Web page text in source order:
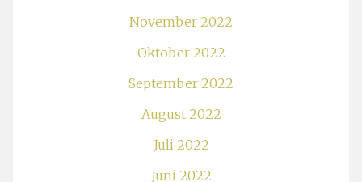
November 2022
Oktober 2022
September 2022
August 2022
Juli 2022
Juni 2022